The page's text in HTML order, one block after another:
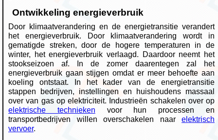
Ontwikkeling energieverbruik
Door klimaatverandering en de energietransitie verandert
het energieverbruik. Door klimaatverandering wordt in
gematigde streken, door de hogere temperaturen in de
winter, het energieverbruik verlaagd. Daardoor neemt het
stookseizoen af. In de zomer daarentegen zal het
energieverbruik gaan stijgen omdat er meer behoefte aan
koeling ontstaat. In het kader van de energietransitie
stappen bedrijven, instellingen en huishoudens massaal
over van gas op elektriciteit. Industrieën schakelen over op
elektrische technieken voor hun processen en
transportbedrijven willen overschakelen naar elektrisch
vervoer.